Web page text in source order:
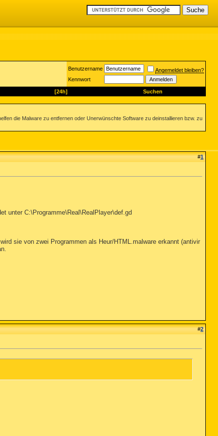
Benutzername
Angemeldet bleiben?
Kennwort
[24h] Suchen
die Malware zu entfernen oder Unerwünschte Software zu deinstallieren bzw. zu
#1
unter C:\Programme\Real\RealPlayer\def.gd
sie von zwei Programmen als Heur/HTML.malware erkannt (antivir
#2